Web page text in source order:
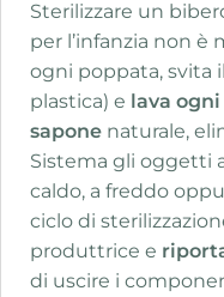
Sterilizzare un
per l’infanzia non è
ogni poppata, svita
plastica) e lava
sapone naturale,
Sistema gli oggetti
caldo, a freddo
ciclo di
produttrice e
di uscire i